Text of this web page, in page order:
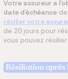
Votre assureur a
date d'échéance
résilier votre
de 20 jours pour
vous pouvez
Résiliation après